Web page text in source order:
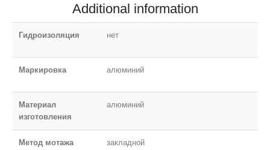
Additional information
Гидроизоляция нет
Маркировка алюминий
Материал
изготовления
алюминий
Метод мотажа закладной